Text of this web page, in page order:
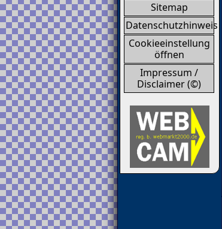
Sitemap
Datenschutzhinweis
Cookieeinstellung
öffnen
Impressum /
Disclaimer (©)